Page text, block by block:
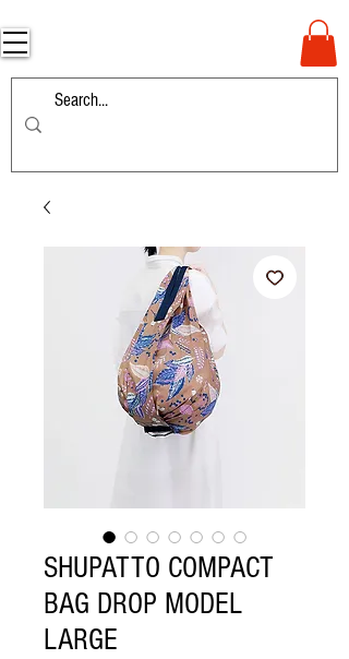
SHUPATTO COMPACT
BAG DROP MODEL
LARGE